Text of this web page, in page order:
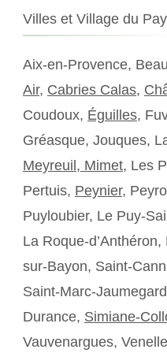
Villes et Village du
Aix-en-Provence,
Air, Cabries Calas,
Coudoux, Éguilles,
Gréasque, Jouques,
Meyreuil, Mimet, Les
Pertuis, Peynier,
Puyloubier, Le Puy-
La Roque-
sur-Bayon, Saint-
Saint-Marc-
Durance, Simiane-
Vauvenargues,